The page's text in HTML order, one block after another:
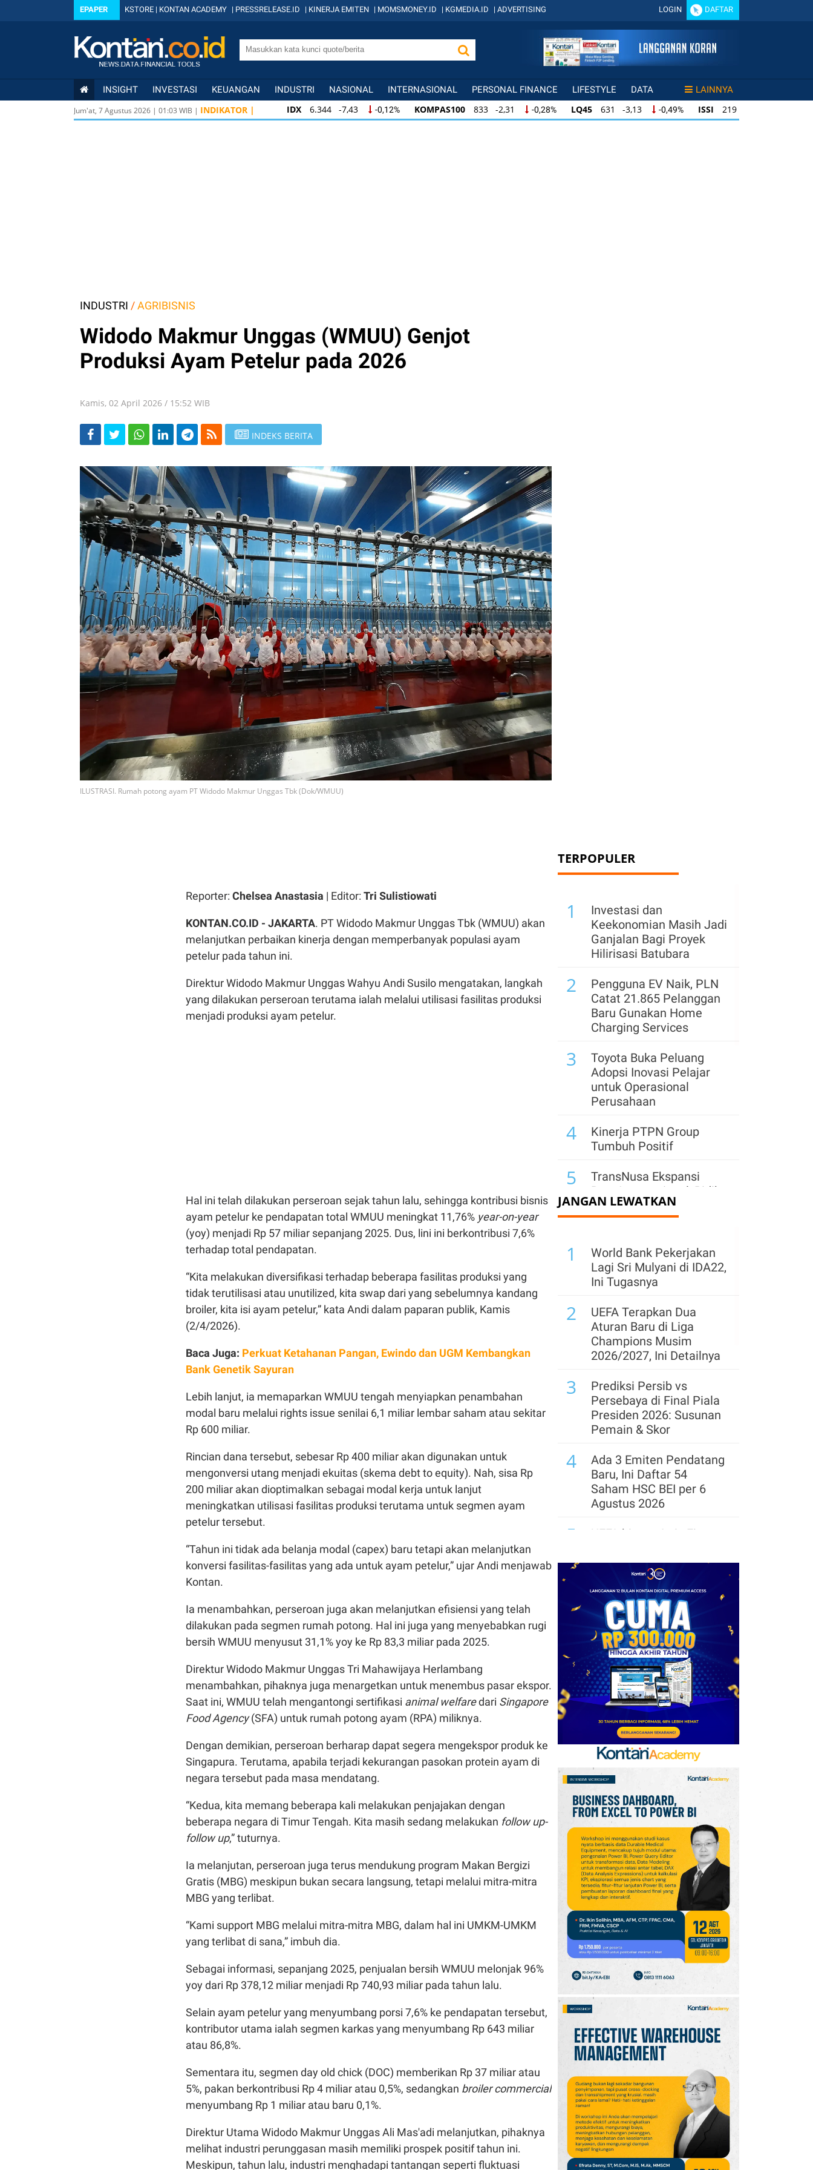
EPAPER KSTORE | KONTAN ACADEMY | PRESSRELEASE.ID | KINERJA EMITEN | MOMSMONEY.ID | KGMEDIA.ID | ADVERTISING LOGIN DAFTAR
INSIGHT INVESTASI KEUANGAN INDUSTRI NASIONAL INTERNASIONAL PERSONAL FINANCE LIFESTYLE DATA LAINNYA
Jum'at, 7 Agustus 2026 | 01:03 WIB | INDIKATOR | IDX 6.344 -7,43 -0,12% KOMPAS100 833 -2,31 -0,28% LQ45 631 -3,13 -0,49% ISSI 219 -0,63
IDX 6.344 -7,43 -0,12% KOMPAS100 833 -2,31 -0,28% LQ45 631 -3,13 -0,49% ISSI 219 -0,63
INDUSTRI /AGRIBISNIS
Widodo Makmur Unggas (WMUU) Genjot
Produksi Ayam Petelur pada 2026
Kamis, 02 April 2026 / 15:52 WIB
INDEKS BERITA
ILUSTRASI. Rumah potong ayam PT Widodo Makmur Unggas Tbk (Dok/WMUU)
Reporter: Chelsea Anastasia | Editor: Tri Sulistiowati
KONTAN.CO.ID - JAKARTA. PT Widodo Makmur Unggas Tbk (WMUU) akan
melanjutkan perbaikan kinerja dengan memperbanyak populasi ayam
petelur pada tahun ini.
Direktur Widodo Makmur Unggas Wahyu Andi Susilo mengatakan, langkah
yang dilakukan perseroan terutama ialah melalui utilisasi fasilitas produksi
menjadi produksi ayam petelur.
Hal ini telah dilakukan perseroan sejak tahun lalu, sehingga kontribusi bisnis
ayam petelur ke pendapatan total WMUU meningkat 11,76% year-on-year
(yoy) menjadi Rp 57 miliar sepanjang 2025. Dus, lini ini berkontribusi 7,6%
terhadap total pendapatan.
“Kita melakukan diversifikasi terhadap beberapa fasilitas produksi yang
tidak terutilisasi atau unutilized, kita swap dari yang sebelumnya kandang
broiler, kita isi ayam petelur,” kata Andi dalam paparan publik, Kamis
(2/4/2026).
Baca Juga: Perkuat Ketahanan Pangan, Ewindo dan UGM Kembangkan
Bank Genetik Sayuran
Lebih lanjut, ia memaparkan WMUU tengah menyiapkan penambahan
modal baru melalui rights issue senilai 6,1 miliar lembar saham atau sekitar
Rp 600 miliar.
Rincian dana tersebut, sebesar Rp 400 miliar akan digunakan untuk
mengonversi utang menjadi ekuitas (skema debt to equity). Nah, sisa Rp
200 miliar akan dioptimalkan sebagai modal kerja untuk lanjut
meningkatkan utilisasi fasilitas produksi terutama untuk segmen ayam
petelur tersebut.
“Tahun ini tidak ada belanja modal (capex) baru tetapi akan melanjutkan
konversi fasilitas-fasilitas yang ada untuk ayam petelur,” ujar Andi menjawab
Kontan.
Ia menambahkan, perseroan juga akan melanjutkan efisiensi yang telah
dilakukan pada segmen rumah potong. Hal ini juga yang menyebabkan rugi
bersih WMUU menyusut 31,1% yoy ke Rp 83,3 miliar pada 2025.
Direktur Widodo Makmur Unggas Tri Mahawijaya Herlambang
menambahkan, pihaknya juga menargetkan untuk menembus pasar ekspor.
Saat ini, WMUU telah mengantongi sertifikasi animal welfaredari Singapore
Food Agency(SFA) untuk rumah potong ayam (RPA) miliknya.
Dengan demikian, perseroan berharap dapat segera mengekspor produk ke
Singapura. Terutama, apabila terjadi kekurangan pasokan protein ayam di
negara tersebut pada masa mendatang.
“Kedua, kita memang beberapa kali melakukan penjajakan dengan
beberapa negara di Timur Tengah. Kita masih sedang melakukan follow up-
follow up,” tuturnya.
Ia melanjutan, perseroan juga terus mendukung program Makan Bergizi
Gratis (MBG) meskipun bukan secara langsung, tetapi melalui mitra-mitra
MBG yang terlibat.
“Kami support MBG melalui mitra-mitra MBG, dalam hal ini UMKM-UMKM
yang terlibat di sana,” imbuh dia.
Sebagai informasi, sepanjang 2025, penjualan bersih WMUU melonjak 96%
yoy dari Rp 378,12 miliar menjadi Rp 740,93 miliar pada tahun lalu.
Selain ayam petelur yang menyumbang porsi 7,6% ke pendapatan tersebut,
kontributor utama ialah segmen karkas yang menyumbang Rp 643 miliar
atau 86,8%.
Sementara itu, segmen day old chick (DOC) memberikan Rp 37 miliar atau
5%, pakan berkontribusi Rp 4 miliar atau 0,5%, sedangkan broiler commercial
menyumbang Rp 1 miliar atau baru 0,1%.
Direktur Utama Widodo Makmur Unggas Ali Mas'adi melanjutkan, pihaknya
melihat industri perunggasan masih memiliki prospek positif tahun ini.
Meskipun, tahun lalu, industri menghadapi tantangan seperti fluktuasi
TERPOPULER
1
Investasi dan
Keekonomian Masih Jadi
Ganjalan Bagi Proyek
Hilirisasi Batubara
2
Pengguna EV Naik, PLN
Catat 21.865 Pelanggan
Baru Gunakan Home
Charging Services
3
Toyota Buka Peluang
Adopsi Inovasi Pelajar
untuk Operasional
Perusahaan
4
Kinerja PTPN Group
Tumbuh Positif
5
TransNusa Ekspansi
Rute Internasional, Bidik
Semua Segmen Pasar
Startup Jadi Mitra
Transformasi Industri
Manufaktur
7
Pasar Tablet Indonesia
Melesat 31% di
Semester I-2026,
Tembus 1,3 Juta Unit
8
Mendukung Infrastruktur
Digital, Pemerintah
Harus Mendorong
Skema Skema Fair Share
JANGAN LEWATKAN
1
World Bank Pekerjakan
Lagi Sri Mulyani di IDA22,
Ini Tugasnya
2
UEFA Terapkan Dua
Aturan Baru di Liga
Champions Musim
2026/2027, Ini Detailnya
3
Prediksi Persib vs
Persebaya di Final Piala
Presiden 2026: Susunan
Pemain & Skor
4
Ada 3 Emiten Pendatang
Baru, Ini Daftar 54
Saham HSC BEI per 6
Agustus 2026
5
UEFA hingga Luis Figo,
Menentang Gianni
Infantino
6
Krisis Migrasi Ancam
Status Maroko sebagai
Tuan Rumah Piala Dunia
2030
7
Promo Super Hemat
Indomaret 6–19 Agustus
2026, Diskon Kebutuhan
Rumah hingga 40%
Tema dan Logo Hari
Pramuka Ke-65 Tahun
2026: Aktif Dukung
Swasembada Pangan
Nasional
Apa Saja Syarat
Pencairan JHT 10%? Cek
Dokumen dan Panduan
untuk Peserta BPJSTK
10 Tema dan Kegiatan Hari
Hutan Indonesia 7
Agustus 2026:
Kampanye
Reforestathon